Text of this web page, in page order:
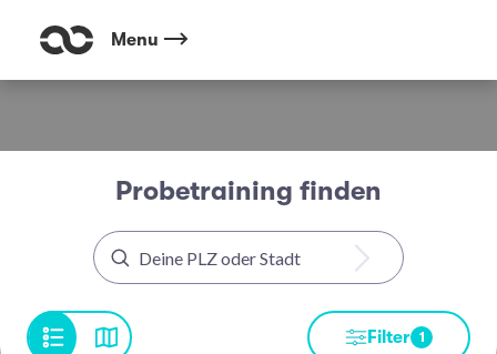
Menu
Probetraining finden
Filter 1